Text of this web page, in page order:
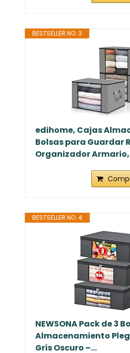
BESTSELLER NO. 3
edihome, Cajas
Bolsas para Guardar
Organizador
BESTSELLER NO. 4
NEWSONA Pack de 3
Almacenamiento
Gris Oscuro –...